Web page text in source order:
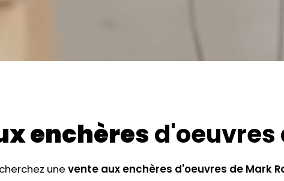
enchèresd'oeuvres
une vente aux enchères d'oeuvres de Mark